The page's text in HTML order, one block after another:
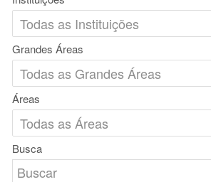
Grandes Áreas
Áreas
Busca